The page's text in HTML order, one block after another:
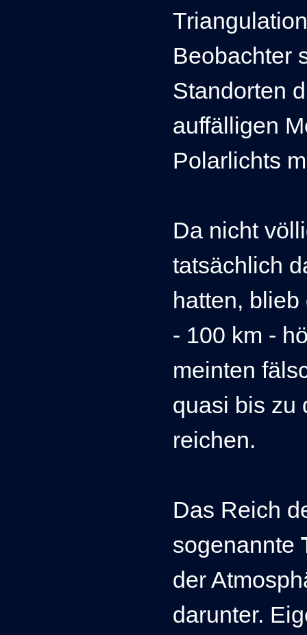
Beobachter
Standorten
auffälligen
Polarlichts
Da nicht
tatsächlich
hatten,
- 100 km -
meinten
quasi bis zu
reichen.
Das Reich
sogenannte
der
darunter.